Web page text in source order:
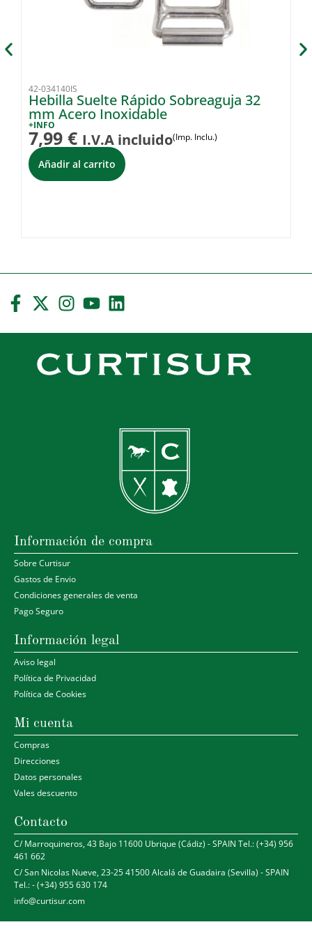
42-034140IS
Hebilla Suelte Rápido Sobreaguja 32
mm Acero Inoxidable
+INFO
7,99 € I.V.A incluido(Imp. Inclu.)
Añadir al carrito
Información de compra
Sobre Curtisur
Gastos de Envio
Condiciones generales de venta
Pago Seguro
Información legal
Aviso legal
Política de Privacidad
Política de Cookies
Mi cuenta
Compras
Direcciones
Datos personales
Vales descuento
Contacto
C/ Marroquineros, 43 Bajo 11600 Ubrique (Cádiz) - SPAIN Tel.: (+34) 956
461 662
C/ San Nicolas Nueve, 23-25 41500 Alcalá de Guadaira (Sevilla) - SPAIN
Tel.: - (+34) 955 630 174
info@curtisur.com